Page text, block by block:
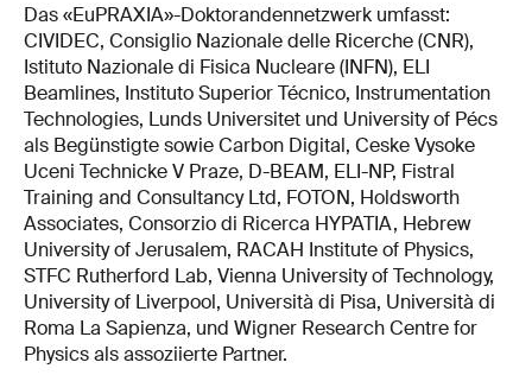
Das «EuPRAXIA»-Doktorandennetzwerk umfasst:
CIVIDEC, Consiglio Nazionale delle Ricerche (CNR),
Istituto Nazionale di Fisica Nucleare (INFN), ELI
Beamlines, Instituto Superior Técnico, Instrumentation
Technologies, Lunds Universitet und University of Pécs
als Begünstigte sowie Carbon Digital, Ceske Vysoke
Uceni Technicke V Praze, D-BEAM, ELI-NP, Fistral
Training and Consultancy Ltd, FOTON, Holdsworth
Associates, Consorzio di Ricerca HYPATIA, Hebrew
University of Jerusalem, RACAH Institute of Physics,
STFC Rutherford Lab, Vienna University of Technology,
University of Liverpool, Università di Pisa, Università di
Roma La Sapienza, und Wigner Research Centre for
Physics als assoziierte Partner.